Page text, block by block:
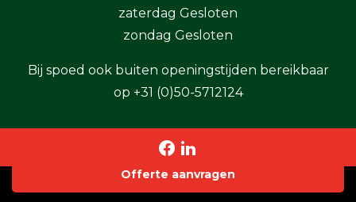
Offerte aanvragen
zaterdag Gesloten
zondag Gesloten
Bij spoed ook buiten openingstijden bereikbaar
op +31 (0)50-5712124
Copyright 2026 BaSystemen B.V.